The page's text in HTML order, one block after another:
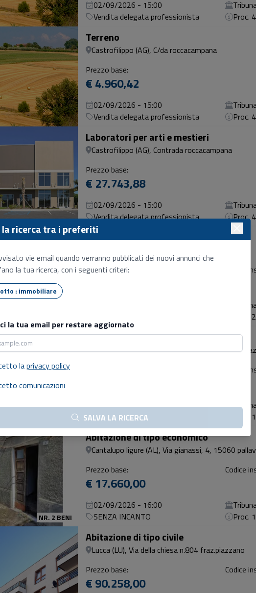
02/09/2026 - 15:00
Vendita delegata professionista
Proc.
Terreno
Castrofilippo (AG), C/da roccacampana
Prezzo base:
€ 4.960,42
02/09/2026 - 15:00
Vendita delegata professionista
Proc.
Laboratori per arti e mestieri
Castrofilippo (AG), Contrada roccacampana
Prezzo base:
€ 27.743,88
02/09/2026 - 15:00
Vendita delegata professionista
Proc.
Abitazione di tipo economico
Prezzo base:
Codice
NR. 2 BENI
Abitazione in villini
Altavilla milicia (PA), Via strada undicesima
Codice
02/09/2026 - 12:00
Vendita delegata professionista
NR. 2 BENI
Abitazione di tipo economico
Cantalupo ligure (AL), Via gianassi, 4, 15060
Prezzo base:
€ 17.660,00
Codice
02/09/2026 - 16:00
SENZA INCANTO
Proc.
Abitazione di tipo civile
Lucca (LU), Via della chiesa n.804 fraz.piazzano
Prezzo base:
€ 90.258,00
Codice
la ricerca tra i preferiti
vie email quando verranno pubblicati dei nuovi annunci che
la tua ricerca, con i seguenti criteri:
Tipo lotto : immobiliare
la tua email per restare aggiornato
laprivacy policy
comunicazioni
SALVA LA RICERCA